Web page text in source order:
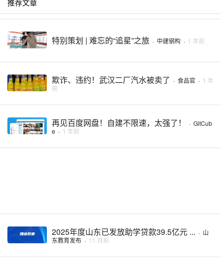
推荐文章
特别策划 | 难忘的“追星”之旅 · 中建钢构 · 1 年前
欺诈、违约！武汉二厂汽水被卖了 · 食品官 · 1 年
前
再见百度网盘！自建不限速，太强了！ · GitCub
e · 1 年前
2025年度山东已发放助学贷款39.5亿元 ... · 山
东教育发布 · 11 月前